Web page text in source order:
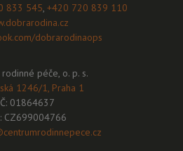
833 545, +420 720 839 110
dobrarodinaops
péče, o. p. s.
1246/1, Praha 1
01864637
CZ699004766